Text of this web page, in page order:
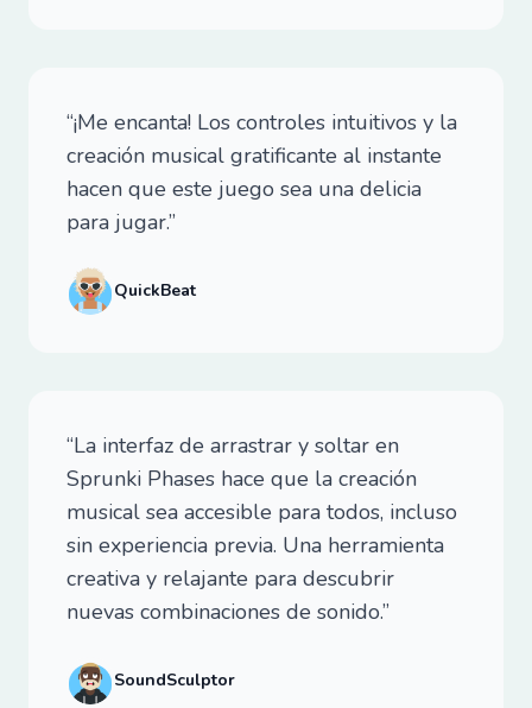
“¡Me encanta! Los controles intuitivos y la
creación musical gratificante al instante
hacen que este juego sea una delicia
para jugar.”
QuickBeat
“La interfaz de arrastrar y soltar en
Sprunki Phases hace que la creación
musical sea accesible para todos, incluso
sin experiencia previa. Una herramienta
creativa y relajante para descubrir
nuevas combinaciones de sonido.”
SoundSculptor